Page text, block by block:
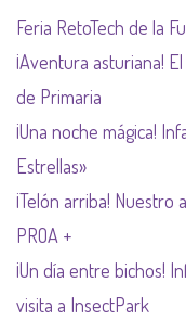
Feria RetoTech de la
¡Aventura asturiana!
de Primaria
¡Una noche mágica!
Estrellas»
¡Telón arriba!
PROA +
¡Un día entre bichos!
visita a InsectPark